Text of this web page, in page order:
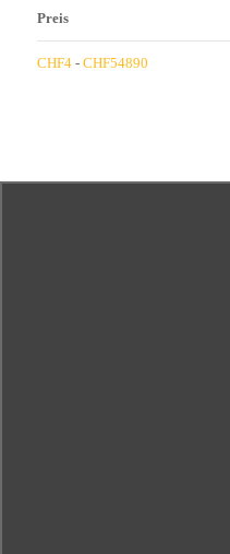
Preis
CHF4 - CHF54890